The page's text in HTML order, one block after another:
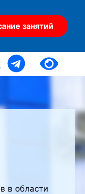
занятий
в области